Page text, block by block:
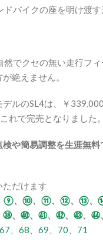
バイクの座を明け渡す
でクセの無い走行フ
絶えません。
ルのSL4は、￥
れで完売となりました。
や簡易調整を生涯無料
だけます
⑨、 ⑩、 ⑪、 ⑫、 ⑬、
㊳、 ㊵、 ㊶、 ㊷、 ㊸、 ㊹、
67 68 69 70 71